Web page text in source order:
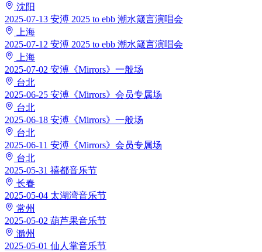
沈阳
2025-07-13 安溥 2025 to ebb 潮水箴言演唱会
上海
2025-07-12 安溥 2025 to ebb 潮水箴言演唱会
上海
2025-07-02 安溥《Mirrors》一般场
台北
2025-06-25 安溥《Mirrors》会员专属场
台北
2025-06-18 安溥《Mirrors》一般场
台北
2025-06-11 安溥《Mirrors》会员专属场
台北
2025-05-31 禧都音乐节
长春
2025-05-04 太湖湾音乐节
常州
2025-05-02 葫芦果音乐节
滁州
2025-05-01 仙人掌音乐节